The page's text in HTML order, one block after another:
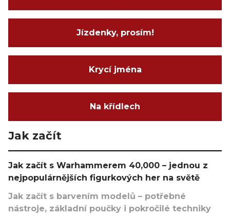
Jízdenky, prosím!
Krycí jména
Na křídlech
Jak začít
Jak začít s Warhammerem 40,000 – jednou z
nejpopulárnějších figurkových her na světě
Jak začít s barvením modelů – potřebné
nástroje, základní poučky i pokročilé techniky